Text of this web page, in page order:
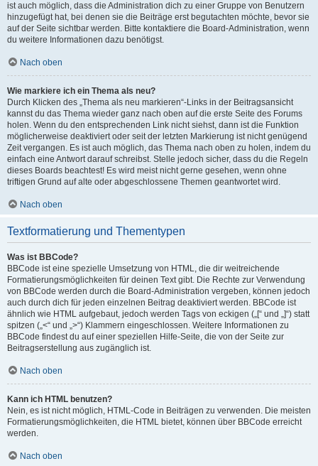
ist auch möglich, dass die Administration dich zu einer Gruppe von Benutzern
hinzugefügt hat, bei denen sie die Beiträge erst begutachten möchte, bevor sie
auf der Seite sichtbar werden. Bitte kontaktiere die Board-Administration, wenn
du weitere Informationen dazu benötigst.
Nach oben
Wie markiere ich ein Thema als neu?
Durch Klicken des „Thema als neu markieren“-Links in der Beitragsansicht
kannst du das Thema wieder ganz nach oben auf die erste Seite des Forums
holen. Wenn du den entsprechenden Link nicht siehst, dann ist die Funktion
möglicherweise deaktiviert oder seit der letzten Markierung ist nicht genügend
Zeit vergangen. Es ist auch möglich, das Thema nach oben zu holen, indem du
einfach eine Antwort darauf schreibst. Stelle jedoch sicher, dass du die Regeln
dieses Boards beachtest! Es wird meist nicht gerne gesehen, wenn ohne
triftigen Grund auf alte oder abgeschlossene Themen geantwortet wird.
Nach oben
Textformatierung und Thementypen
Was ist BBCode?
BBCode ist eine spezielle Umsetzung von HTML, die dir weitreichende
Formatierungsmöglichkeiten für deinen Text gibt. Die Rechte zur Verwendung
von BBCode werden durch die Board-Administration vergeben, können jedoch
auch durch dich für jeden einzelnen Beitrag deaktiviert werden. BBCode ist
ähnlich wie HTML aufgebaut, jedoch werden Tags von eckigen („[“ und „]“) statt
spitzen („<“ und „>“) Klammern eingeschlossen. Weitere Informationen zu
BBCode findest du auf einer speziellen Hilfe-Seite, die von der Seite zur
Beitragserstellung aus zugänglich ist.
Nach oben
Kann ich HTML benutzen?
Nein, es ist nicht möglich, HTML-Code in Beiträgen zu verwenden. Die meisten
Formatierungsmöglichkeiten, die HTML bietet, können über BBCode erreicht
werden.
Nach oben